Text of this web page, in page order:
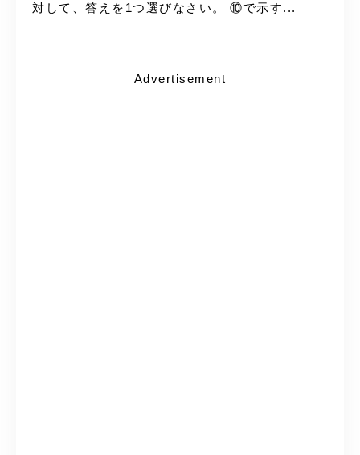
対して、答えを1つ選びなさい。 ⑩で示す...
Advertisement